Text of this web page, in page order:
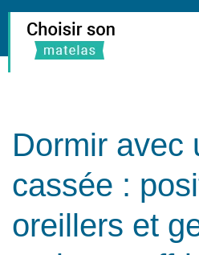
Dormir avec
cassée :
oreillers et